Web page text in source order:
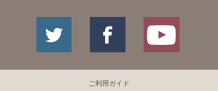
ご利用ガイド